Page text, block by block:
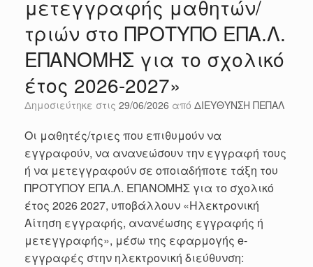
μετεγγραφής μαθητών/
τριών στο ΠΡΟΤΥΠΟ ΕΠΑ.Λ.
ΕΠΑΝΟΜΗΣ για το σχολικό
έτος 2026-2027»
Δημοσιεύτηκε στις 29/06/2026 από ΔΙΕΥΘΥΝΣΗ ΠΕΠΑΛ
Οι μαθητές/τριες που επιθυμούν να
εγγραφούν, να ανανεώσουν την εγγραφή τους
ή να μετεγγραφούν σε οποιαδήποτε τάξη του
ΠΡΟΤΥΠΟΥ ΕΠΑ.Λ. ΕΠΑΝΟΜΗΣ για το σχολικό
έτος 2026 2027, υποβάλλουν «Ηλεκτρονική
Αίτηση εγγραφής, ανανέωσης εγγραφής ή
μετεγγραφής», μέσω της εφαρμογής e-
εγγραφές στην ηλεκτρονική διεύθυνση: